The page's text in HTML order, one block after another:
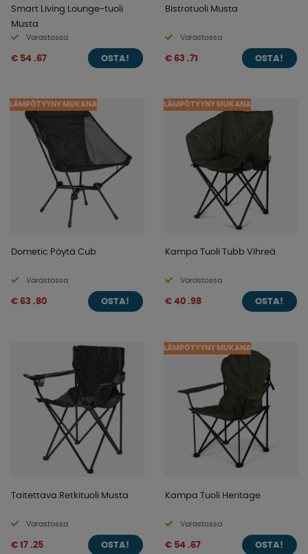
Smart Living Lounge-tuoli
Musta
Varastossa
€ 54 .67 OSTA!
Bistrotuoli Musta
Varastossa
€ 63 .71 OSTA!
LÄMPÖTYYNY MUKANA
Dometic Pöytä Cub
Varastossa
€ 63 .80 OSTA!
LÄMPÖTYYNY MUKANA
Kampa Tuoli Tubb Vihreä
Varastossa
€ 40 .98 OSTA!
Taitettava Retkituoli Musta
Varastossa
€ 17 .25 OSTA!
LÄMPÖTYYNY MUKANA
Kampa Tuoli Heritage
Varastossa
€ 54 .67 OSTA!